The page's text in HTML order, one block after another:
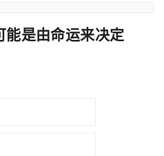
是由命运来决定